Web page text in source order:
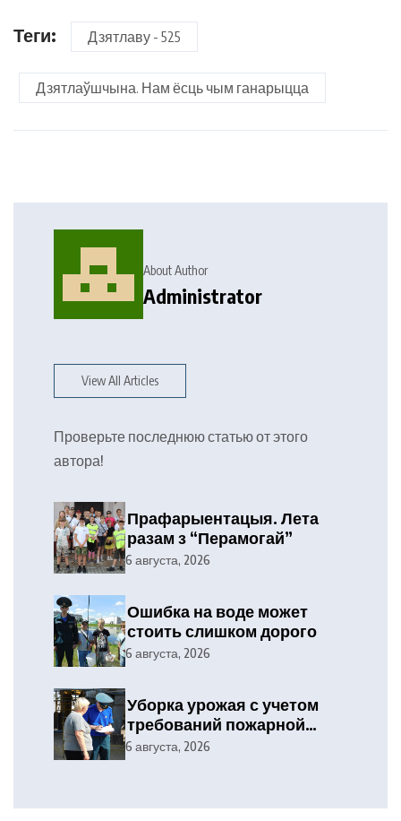
Теги: Дзятлаву - 525
Дзятлаўшчына. Нам ёсць чым ганарыцца
About Author
Administrator
View All Articles
Проверьте последнюю статью от этого
автора!
Прафарыентацыя. Лета
разам з “Перамогай”
6 августа, 2026
Ошибка на воде может
стоить слишком дорого
6 августа, 2026
Уборка урожая с учетом
требований пожарной
безопасности
6 августа, 2026